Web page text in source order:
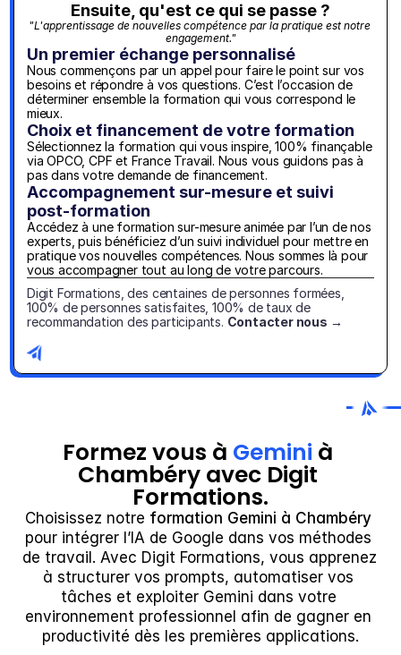
Ensuite, qu'est ce qui se passe ?
"L'apprentissage de nouvelles compétence par la pratique est notre
engagement."
Un premier échange personnalisé
Nous commençons par un appel pour faire le point sur vos
besoins et répondre à vos questions. C’est l’occasion de
déterminer ensemble la formation qui vous correspond le
mieux.
Choix et financement de votre formation
Sélectionnez la formation qui vous inspire, 100% finançable
via OPCO, CPF et France Travail. Nous vous guidons pas à
pas dans votre demande de financement.
Accompagnement sur-mesure et suivi
post-formation
Accédez à une formation sur-mesure animée par l’un de nos
experts, puis bénéficiez d’un suivi individuel pour mettre en
pratique vos nouvelles compétences. Nous sommes là pour
vous accompagner tout au long de votre parcours.
Digit Formations, des centaines de personnes formées,
100% de personnes satisfaites, 100% de taux de
recommandation des participants. Contacter nous →
Formez vous à Gemini à
Chambéry avec Digit
Formations.
Choisissez notre formation Gemini à Chambéry
pour intégrer l’IA de Google dans vos méthodes
de travail. Avec Digit Formations, vous apprenez
à structurer vos prompts, automatiser vos
tâches et exploiter Gemini dans votre
environnement professionnel afin de gagner en
productivité dès les premières applications.